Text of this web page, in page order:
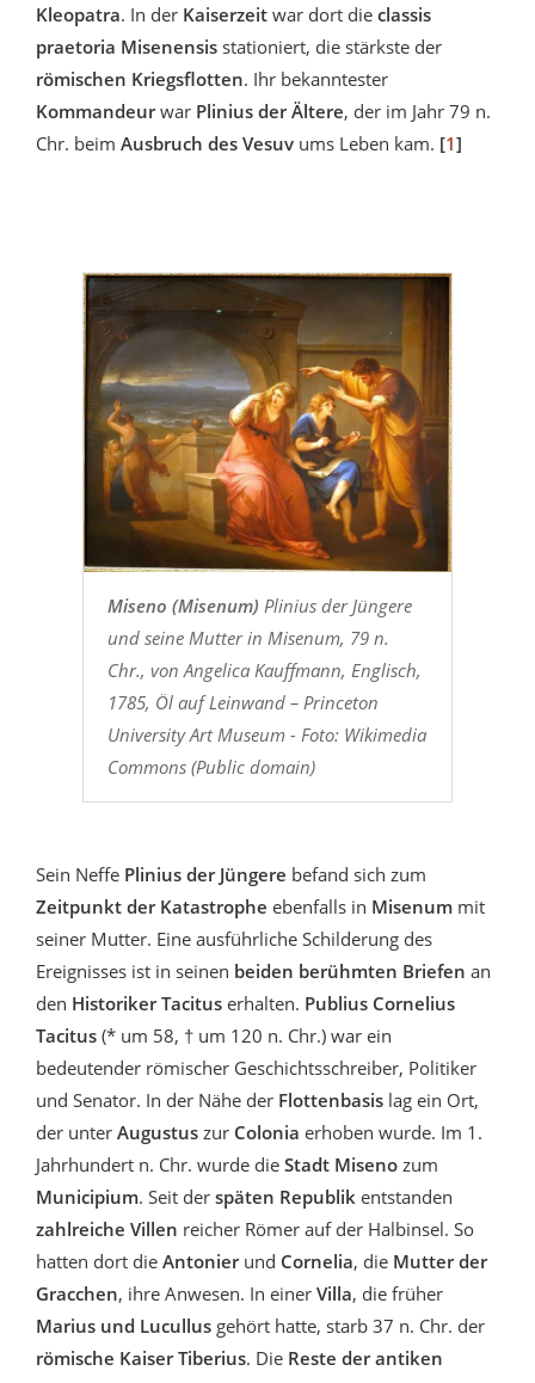
Kleopatra. In der Kaiserzeit war dort die classis
praetoria Misenensis stationiert, die stärkste der
römischen Kriegsflotten. Ihr bekanntester
Kommandeurwar Plinius der Ältere, der im Jahr 79 n.
Chr. beim Ausbruch des Vesuv ums Leben kam. [1]
Miseno (Misenum) Plinius der Jüngere
und seine Mutter in Misenum, 79 n.
Chr., von Angelica Kauffmann, Englisch,
1785, Öl auf Leinwand – Princeton
University Art Museum - Foto: Wikimedia
Commons (Public domain)
Sein Neffe Plinius der Jüngere befand sich zum
Zeitpunkt der Katastrophe ebenfalls in Misenum mit
seiner Mutter. Eine ausführliche Schilderung des
Ereignisses ist in seinen beiden berühmten Briefen an
den Historiker Tacitus erhalten. Publius Cornelius
Tacitus (* um 58, † um 120 n. Chr.) war ein
bedeutender römischer Geschichtsschreiber, Politiker
und Senator. In der Nähe der Flottenbasis lag ein Ort,
der unter Augustus zur Colonia erhoben wurde. Im 1.
Jahrhundert n. Chr. wurde die Stadt Miseno zum
Municipium. Seit der späten Republik entstanden
zahlreiche Villen reicher Römer auf der Halbinsel. So
hatten dort die Antonierund Cornelia, die Mutter der
Gracchen, ihre Anwesen. In einer Villa, die früher
Marius und Lucullus gehört hatte, starb 37 n. Chr. der
römische Kaiser Tiberius. Die Reste der antiken